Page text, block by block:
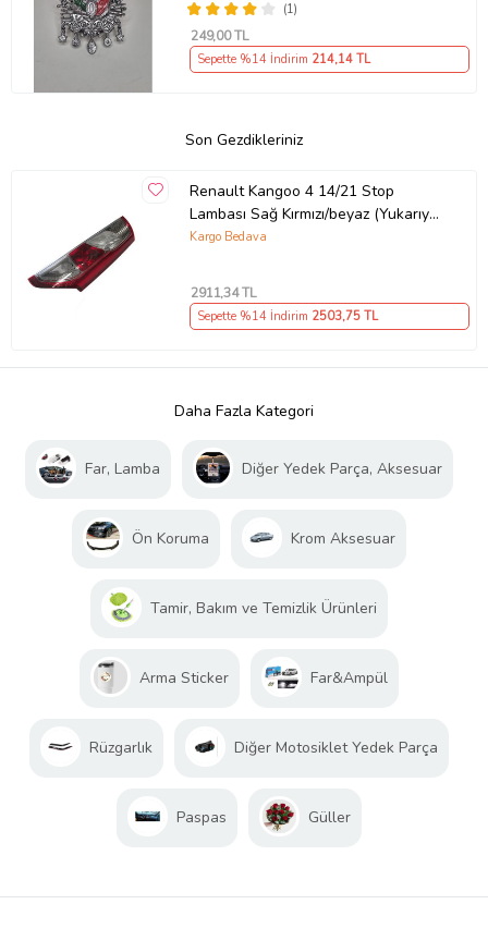
(1)
249,00 TL
Sepette %14 İndirim 214,14 TL
Son Gezdikleriniz
Renault Kangoo 4 14/21 Stop
Lambası Sağ Kırmızı/beyaz (Yukarıya
Açılan Ti·p) 1kapı (Mars)
Kargo Bedava
2911,34 TL
Sepette %14 İndirim 2503,75 TL
Daha Fazla Kategori
Far, Lamba Diğer Yedek Parça, Aksesuar
Ön Koruma Krom Aksesuar
Tamir, Bakım ve Temizlik Ürünleri
Arma Sticker Far&Ampül
Rüzgarlık Diğer Motosiklet Yedek Parça
Paspas Güller